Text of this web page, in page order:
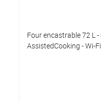
Four encastrable 72 L
AssistedCooking - Wi-